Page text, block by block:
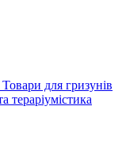
Товари для гризунів
тераріумістика